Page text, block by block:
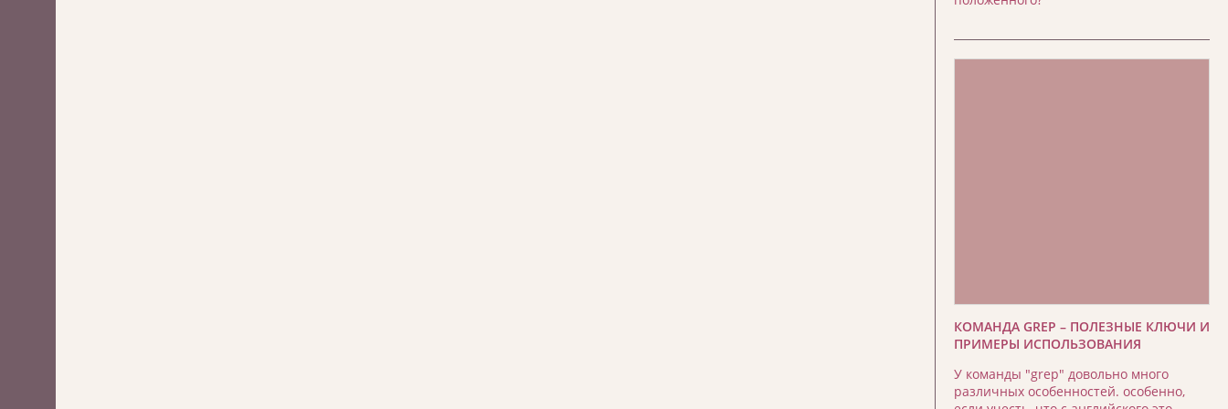
КОМАНДА GREP – ПОЛЕЗНЫЕ КЛЮЧИ И
ПРИМЕРЫ ИСПОЛЬЗОВАНИЯ
У команды "grep" довольно много
различных особенностей. особенно,